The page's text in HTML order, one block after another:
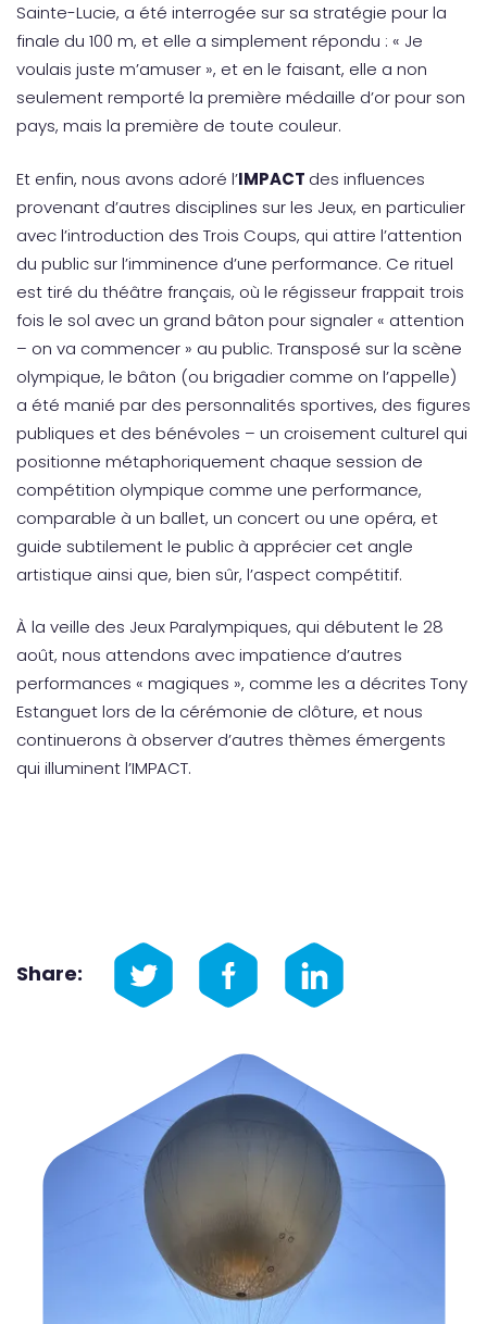
Sainte-Lucie, a été interrogée sur sa stratégie pour la
finale du 100 m, et elle a simplement répondu : « Je
voulais juste m’amuser », et en le faisant, elle a non
seulement remporté la première médaille d’or pour son
pays, mais la première de toute couleur.
Et enfin, nous avons adoré l’IMPACT des influences
provenant d’autres disciplines sur les Jeux, en particulier
avec l’introduction des Trois Coups, qui attire l’attention
du public sur l’imminence d’une performance. Ce rituel
est tiré du théâtre français, où le régisseur frappait trois
fois le sol avec un grand bâton pour signaler « attention
– on va commencer » au public. Transposé sur la scène
olympique, le bâton (ou brigadier comme on l’appelle)
a été manié par des personnalités sportives, des figures
publiques et des bénévoles – un croisement culturel qui
positionne métaphoriquement chaque session de
compétition olympique comme une performance,
comparable à un ballet, un concert ou une opéra, et
guide subtilement le public à apprécier cet angle
artistique ainsi que, bien sûr, l’aspect compétitif.
À la veille des Jeux Paralympiques, qui débutent le 28
août, nous attendons avec impatience d’autres
performances « magiques », comme les a décrites Tony
Estanguet lors de la cérémonie de clôture, et nous
continuerons à observer d’autres thèmes émergents
qui illuminent l’IMPACT.
Share: